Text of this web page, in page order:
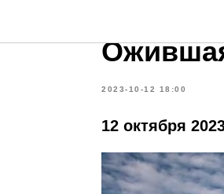
2023-10-12 18:00
12 октября